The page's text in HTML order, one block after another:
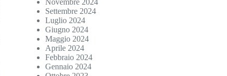
Novembre 2024
Settembre 2024
Luglio 2024
Giugno 2024
Maggio 2024
Aprile 2024
Febbraio 2024
Gennaio 2024